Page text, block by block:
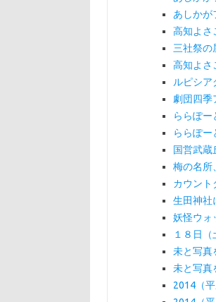
あしかが
高知よさ
三社祭の
高知よさ
ルピシ
劇団四季
ららぽー
ららぽー
国営武
梅の名所
カウント
生田神社
妖怪ウォ
１８日
未と写
未と写真
2014（